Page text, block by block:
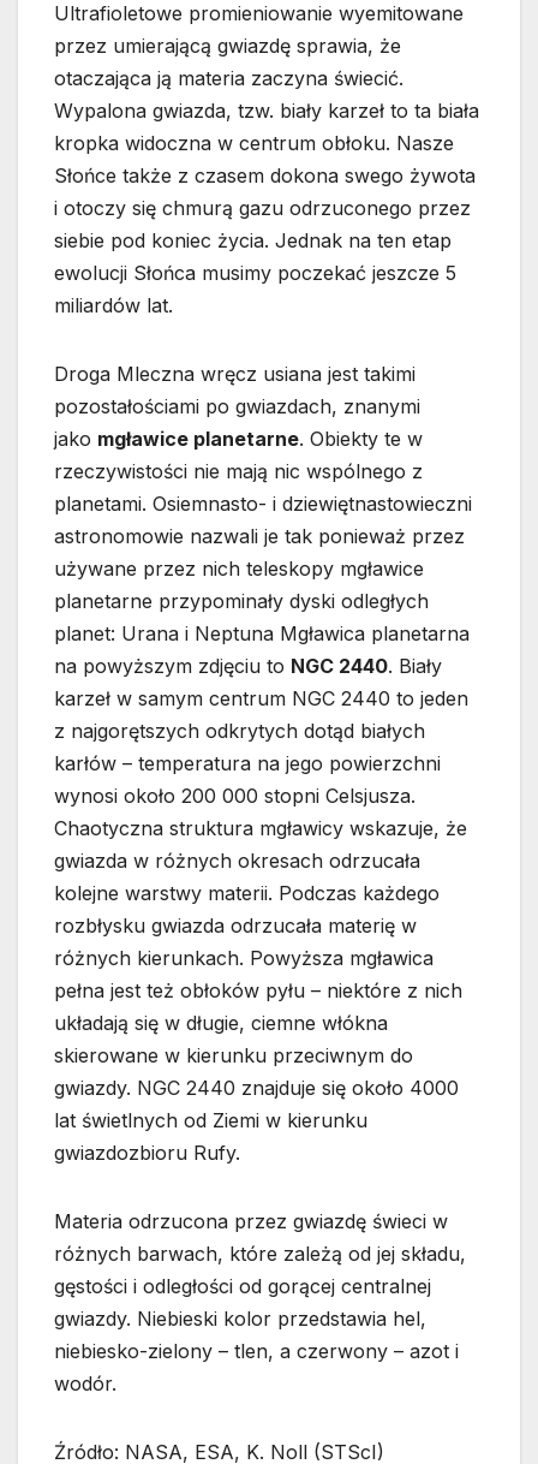
Ultrafioletowe promieniowanie wyemitowane
przez umierającą gwiazdę sprawia, że
otaczająca ją materia zaczyna świecić.
Wypalona gwiazda, tzw. biały karzeł to ta biała
kropka widoczna w centrum obłoku. Nasze
Słońce także z czasem dokona swego żywota
i otoczy się chmurą gazu odrzuconego przez
siebie pod koniec życia. Jednak na ten etap
ewolucji Słońca musimy poczekać jeszcze 5
miliardów lat.
Droga Mleczna wręcz usiana jest takimi
pozostałościami po gwiazdach, znanymi
jako mgławice planetarne. Obiekty te w
rzeczywistości nie mają nic wspólnego z
planetami. Osiemnasto- i dziewiętnastowieczni
astronomowie nazwali je tak ponieważ przez
używane przez nich teleskopy mgławice
planetarne przypominały dyski odległych
planet: Urana i Neptuna Mgławica planetarna
na powyższym zdjęciu to NGC 2440. Biały
karzeł w samym centrum NGC 2440 to jeden
z najgorętszych odkrytych dotąd białych
karłów – temperatura na jego powierzchni
wynosi około 200 000 stopni Celsjusza.
Chaotyczna struktura mgławicy wskazuje, że
gwiazda w różnych okresach odrzucała
kolejne warstwy materii. Podczas każdego
rozbłysku gwiazda odrzucała materię w
różnych kierunkach. Powyższa mgławica
pełna jest też obłoków pyłu – niektóre z nich
układają się w długie, ciemne włókna
skierowane w kierunku przeciwnym do
gwiazdy. NGC 2440 znajduje się około 4000
lat świetlnych od Ziemi w kierunku
gwiazdozbioru Rufy.
Materia odrzucona przez gwiazdę świeci w
różnych barwach, które zależą od jej składu,
gęstości i odległości od gorącej centralnej
gwiazdy. Niebieski kolor przedstawia hel,
niebiesko-zielony – tlen, a czerwony – azot i
wodór.
Źródło: NASA, ESA, K. Noll (STScI)